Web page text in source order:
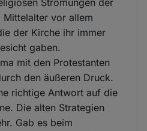
Strömungen der
vor allem
der Kirche ihr immer
gaben.
mit den Protestanten
den äußeren Druck.
richtige Antwort auf die
Die alten Strategien
Gab es beim